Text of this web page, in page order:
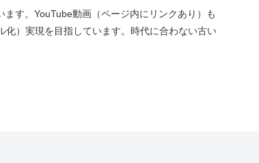
す。YouTube動画（ページ内にリンクあり）も
）実現を目指しています。時代に合わない古い